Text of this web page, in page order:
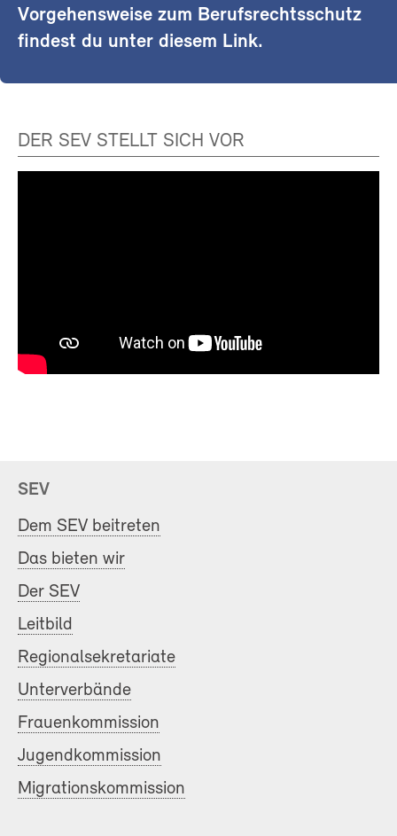
Vorgehensweise zum Berufsrechtsschutz
findest du unter diesem Link.
DER SEV STELLT SICH VOR
SEV
Dem SEV beitreten
Das bieten wir
Der SEV
Leitbild
Regionalsekretariate
Unterverbände
Frauenkommission
Jugendkommission
Migrationskommission